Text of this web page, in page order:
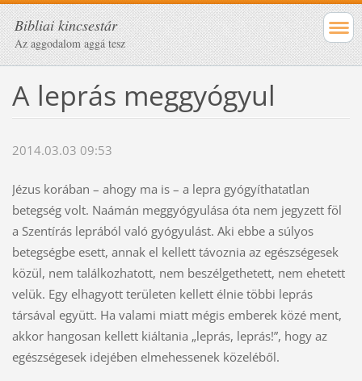
Bibliai kincsestár
Az aggodalom aggá tesz
A leprás meggyógyul
2014.03.03 09:53
Jézus korában – ahogy ma is – a lepra gyógyíthatatlan
betegség volt. Naámán meggyógyulása óta nem jegyzett föl
a Szentírás leprából való gyógyulást. Aki ebbe a súlyos
betegségbe esett, annak el kellett távoznia az egészségesek
közül, nem találkozhatott, nem beszélgethetett, nem ehetett
velük. Egy elhagyott területen kellett élnie többi leprás
társával együtt. Ha valami miatt mégis emberek közé ment,
akkor hangosan kellett kiáltania „leprás, leprás!”, hogy az
egészségesek idejében elmehessenek közeléből.